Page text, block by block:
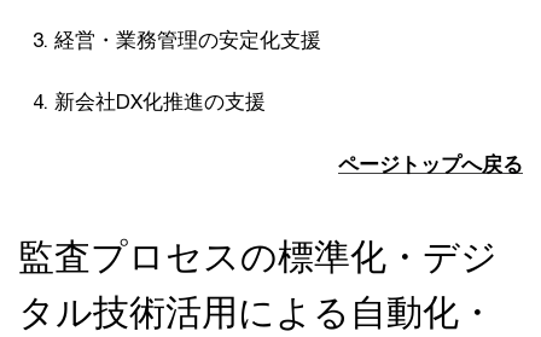
経営・業務管理の安定化支援
新会社DX化推進の支援
ページトップへ戻る
監査プロセスの標準化・デジ
タル技術活用による自動化・